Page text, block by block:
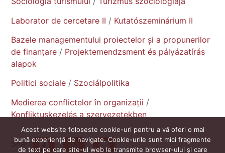
Laborator de cercetare II / Kutatószeminárium II
Bazele managementului proiectelor și a propunerilor
de finanțare / Projektemendzsment és pályázatírás
alapok
Politici sociale / Szociálpolitika
Medierea conflictelor în organizații /
Konfliktuskezelés a szervezetekben
Share
Acest website foloseste cookie-uri pentru a vă oferi o mai
bună experiență de navigate. Cookie-urile sunt mici fragmente
de text pe care site-ul web le transmite browser-ului și care